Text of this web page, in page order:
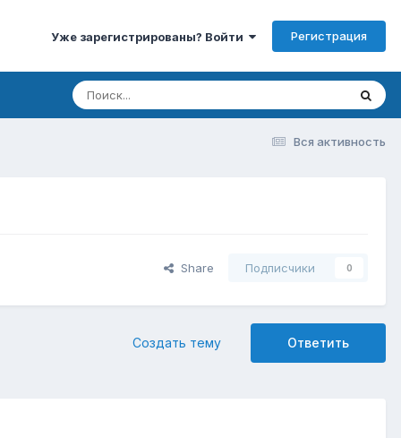
Уже зарегистрированы? Войти Регистрация
Вся активность
Share Подписчики 0
Ответить
Создать тему